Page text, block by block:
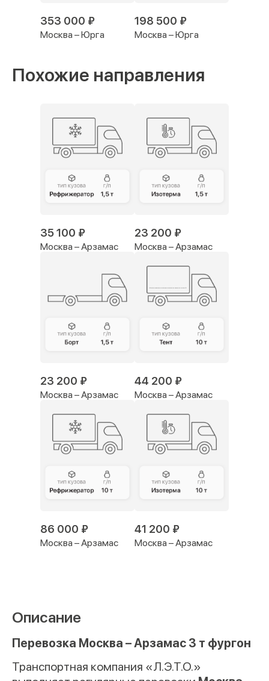
353 000 ₽
Москва – Юрга
198 500 ₽
Москва – Юрга
Похожие направления
35 100 ₽
Москва – Арзамас
23 200 ₽
Москва – Арзамас
23 200 ₽
Москва – Арзамас
44 200 ₽
Москва – Арзамас
86 000 ₽
Москва – Арзамас
41 200 ₽
Москва – Арзамас
Описание
Перевозка Москва – Арзамас 3 т фургон
Транспортная компания «Л.Э.Т.О.»